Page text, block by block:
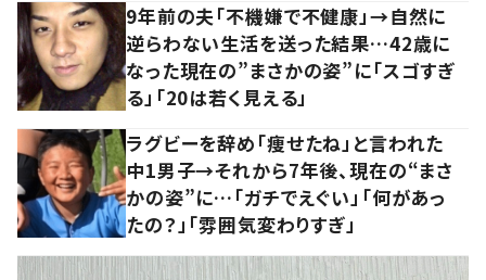
9年前の夫「不機嫌で不健康」→自然に
逆らわない生活を送った結果…42歳に
なった現在の”まさかの姿”に「スゴすぎ
る」「20は若く見える」
ラグビーを辞め「痩せたね」と言われた
中1男子→それから7年後、現在の“まさ
かの姿”に…「ガチでえぐい」「何があっ
たの？」「雰囲気変わりすぎ」